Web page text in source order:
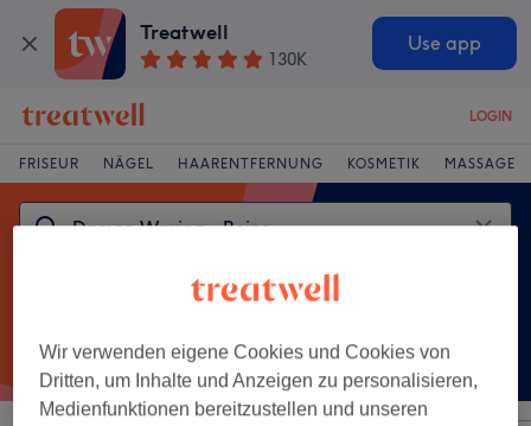
Treatwell
130K
Use app
LOGIN
FRISEUR NÄGEL HAARENTFERNUNG KOSMETIK MASSAGE
Wir verwenden eigene Cookies und Cookies von
Dritten, um Inhalte und Anzeigen zu personalisieren,
Medienfunktionen bereitzustellen und unseren